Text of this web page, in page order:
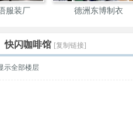
服装厂 德洲东博制衣
快闪咖啡馆 [复制链接]
示全部楼层